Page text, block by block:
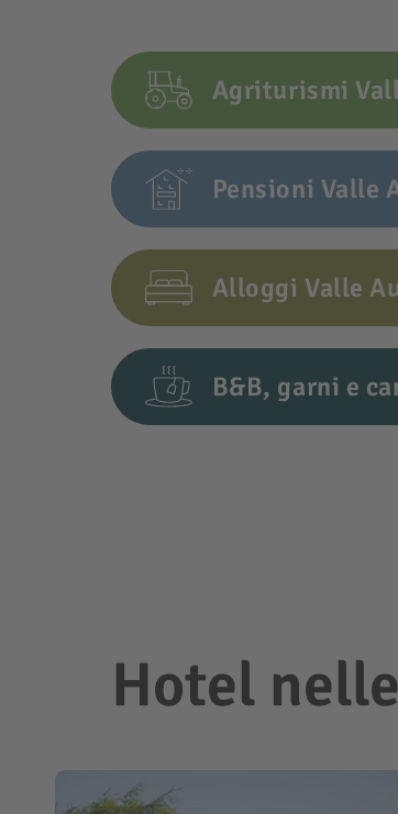
Agriturismi
Pensioni Valle
Alloggi Valle
B&B, garni e
Hotel